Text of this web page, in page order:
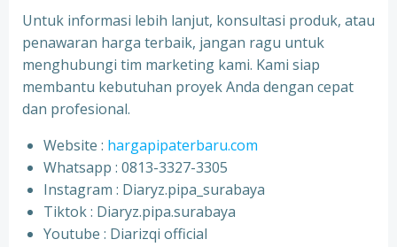
Untuk informasi lebih lanjut, konsultasi produk, atau
penawaran harga terbaik, jangan ragu untuk
menghubungi tim marketing kami. Kami siap
membantu kebutuhan proyek Anda dengan cepat
dan profesional.
Website : hargapipaterbaru.com
Whatsapp : 0813-3327-3305
⁠Instagram : Diaryz.pipa_surabaya
⁠Tiktok : Diaryz.pipa.surabaya
⁠Youtube : Diarizqi official